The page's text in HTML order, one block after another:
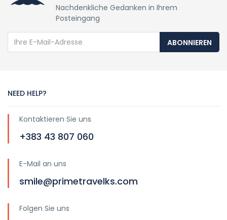
Nachdenkliche Gedanken in Ihrem
Posteingang
ABONNIEREN
NEED HELP?
Kontaktieren Sie uns
+383 43 807 060
E-Mail an uns
smile@primetravelks.com
Folgen Sie uns